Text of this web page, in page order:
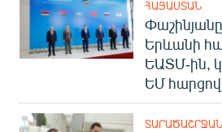
«Ազատության» բոլոր կայքերը
ՀԱՅԱՍՏԱՆ
Երևանի
ԵԱՏՄ-ին,
ԵՄ
ՏԱՐԱԾԱՇՐՋԱՆ